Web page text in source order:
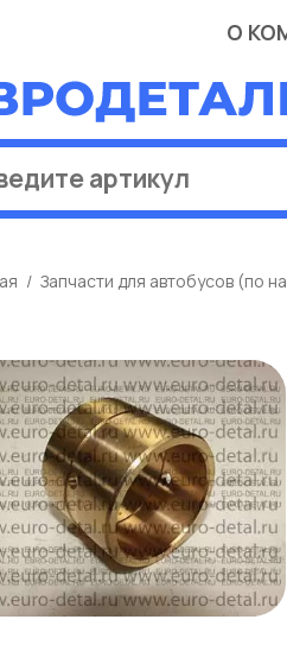
О
Запчасти для автобусов (по